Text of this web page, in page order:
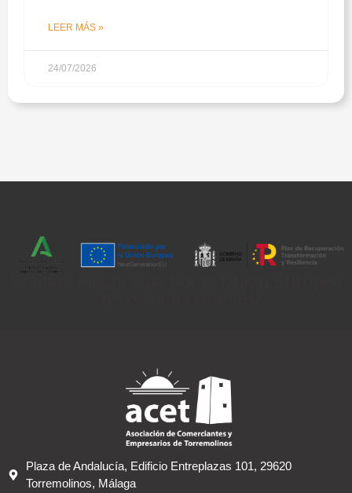
LEER MÁS »
24/07/2026
Plaza de Andalucía, Edificio Entreplazas 101, 29620
Torremolinos, Málaga